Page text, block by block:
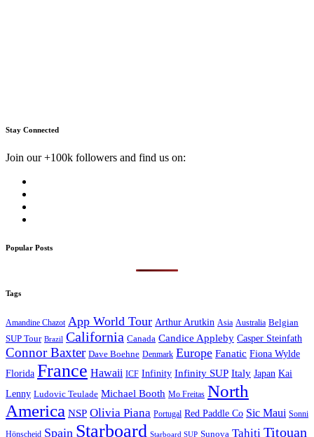
Stay Connected
Join our +100k followers and find us on:
Popular Posts
Tags
Amandine Chazot App World Tour Arthur Arutkin Asia Australia Belgian
SUP Tour Brazil California Canada Candice Appleby Casper Steinfath
Connor Baxter Dave Boehne Denmark Europe Fanatic Fiona Wylde
Florida France Hawaii ICF Infinity Infinity SUP Italy Japan Kai
Lenny Ludovic Teulade Michael Booth Mo Freitas North
America NSP Olivia Piana Portugal Red Paddle Co Sic Maui Sonni
Hönscheid Spain Starboard Starboard SUP Sunova Tahiti Titouan